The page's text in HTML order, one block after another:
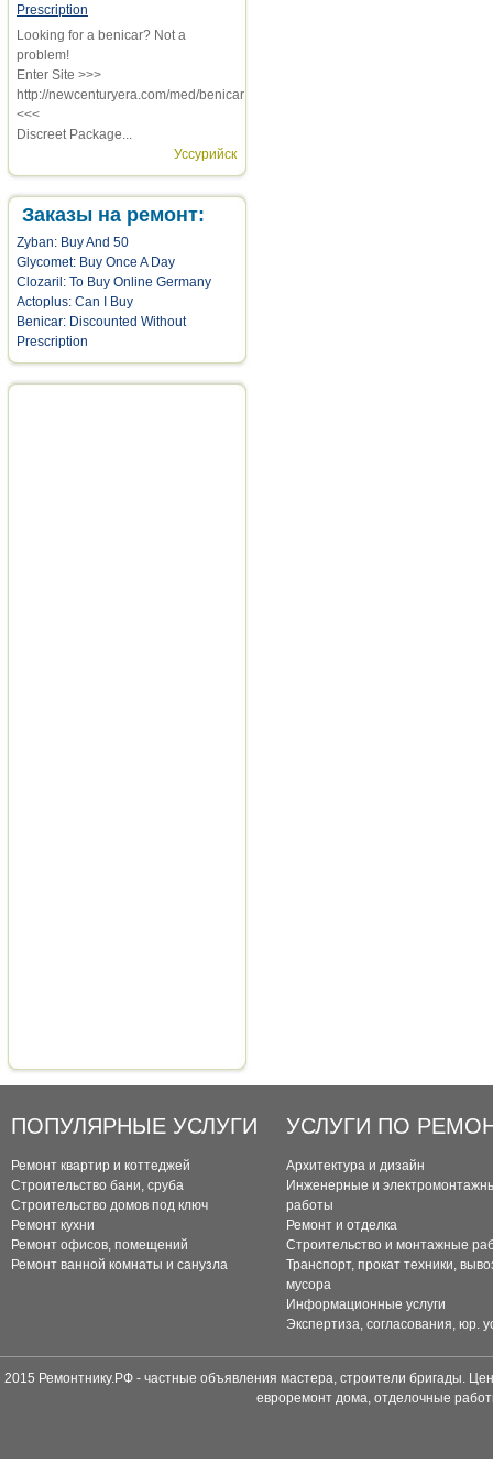
Prescription
Looking for a benicar? Not a
problem!
Enter Site >>>
http://newcenturyera.com/med/benicar
<<<
Discreet Package...
Уссурийск
Заказы на ремонт:
Zyban: Buy And 50
Glycomet: Buy Once A Day
Clozaril: To Buy Online Germany
Actoplus: Can I Buy
Benicar: Discounted Without
Prescription
ПОПУЛЯРНЫЕ УСЛУГИ
Ремонт квартир и коттеджей
Строительство бани, сруба
Строительство домов под ключ
Ремонт кухни
Ремонт офисов, помещений
Ремонт ванной комнаты и санузла
УСЛУГИ ПО
Архитектура и дизайн
Инженерные и
работы
Ремонт и отделка
Строительство и монтажные
Транспорт, прокат техники,
мусора
Информационные услуги
Экспертиза, согласования, юр.
2015 Ремонтнику.РФ - частные объявления мастера, строители бригады.
евроремонт дома, отделочные